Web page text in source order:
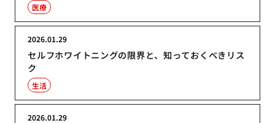
医療
セルフホワイトニングの限界と、知っておくべきリス
ク
2026.01.29
生活
2026.01.29